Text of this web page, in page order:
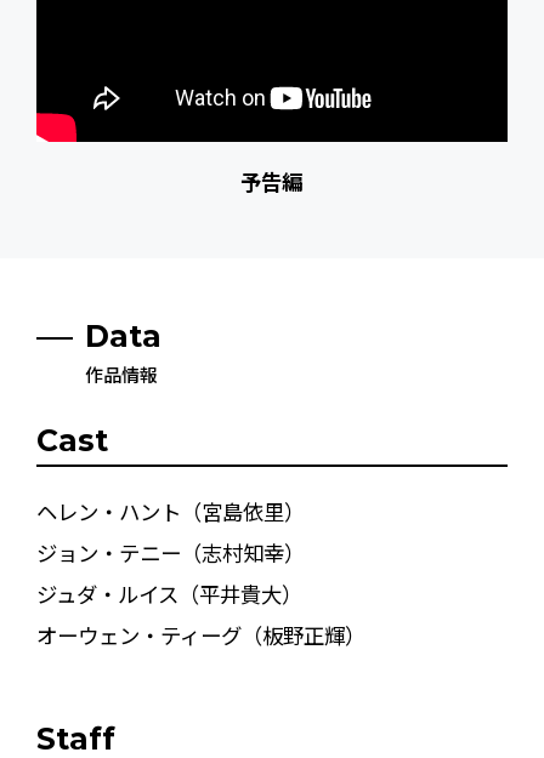
予告編
Data
作品情報
Cast
ヘレン・ハント（宮島依里）
ジョン・テニー（志村知幸）
ジュダ・ルイス（平井貴大）
オーウェン・ティーグ（板野正輝）
Staff